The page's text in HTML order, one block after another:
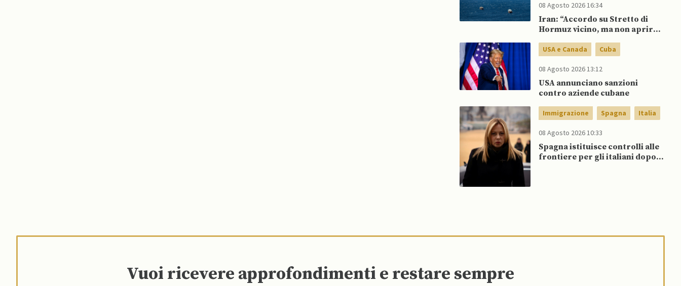
08 Agosto 2026 16:34
Iran: “Accordo su Stretto di
Hormuz vicino, ma non aprirà il
USA e Canada Cuba
08 Agosto 2026 13:12
USA annunciano sanzioni
contro aziende cubane
Immigrazione Spagna Italia
08 Agosto 2026 10:33
Spagna istituisce controlli alle
frontiere per gli italiani dopo
Vuoi ricevere approfondimenti e restare sempre